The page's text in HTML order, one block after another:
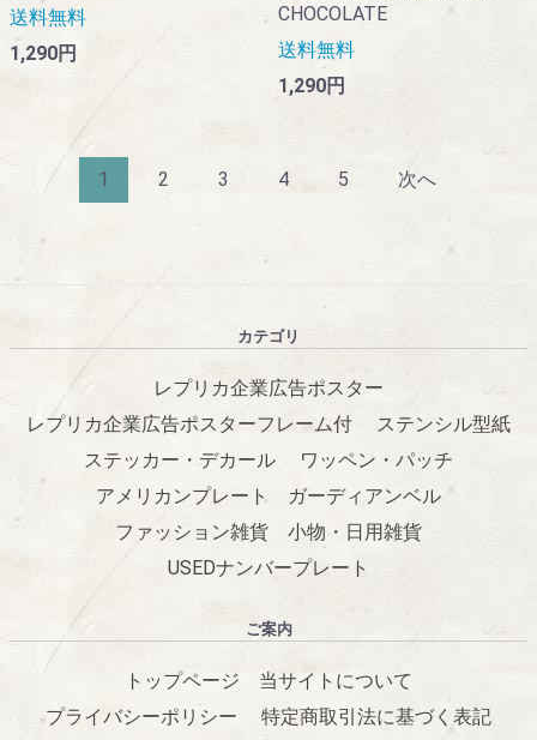
送料無料
1,290円
CHOCOLATE
送料無料
1,290円
1 2 3 4 5 次へ
カテゴリ
レプリカ企業広告ポスター
レプリカ企業広告ポスターフレーム付
ステンシル型紙
ステッカー・デカール
ワッペン・パッチ
アメリカンプレート
ガーディアンベル
ファッション雑貨
小物・日用雑貨
USEDナンバープレート
ご案内
トップページ
当サイトについて
プライバシーポリシー
特定商取引法に基づく表記